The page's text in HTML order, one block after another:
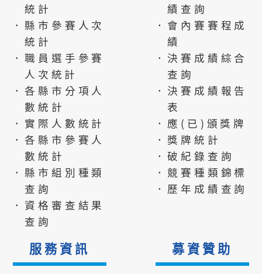
統計
．縣市參賽人次
統計
．職員選手參賽
人次統計
．各縣市分項人
數統計
．實際人數統計
．各縣市參賽人
數統計
．縣市組別種類
查詢
．資格審查結果
查詢
績查詢
．會內賽賽程成
績
．決賽成績綜合
查詢
．決賽成績報告
表
．應(已)頒獎牌
．獎牌統計
．破紀錄查詢
．競賽種類錦標
．歷年成績查詢
服務資訊 募資贊助